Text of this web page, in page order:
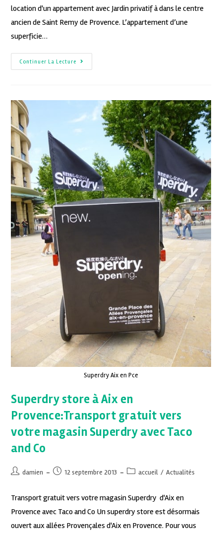
location d'un appartement avec Jardin privatif à dans le centre
ancien de Saint Remy de Provence. L’appartement d’une
superficie…
Continuer La Lecture
Superdry Aix en Pce
Superdry store à Aix en
Provence:Transport gratuit vers
votre magasin Superdry avec Taco
and Co
damien 12 septembre 2013 accueil / Actualités
Transport gratuit vers votre magasin Superdry d'Aix en
Provence avec Taco and Co Un superdry store est désormais
ouvert aux allées Provençales d'Aix en Provence. Pour vous